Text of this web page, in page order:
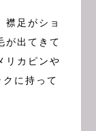
襟足がショ
が出てきて
リカピンや
に持って